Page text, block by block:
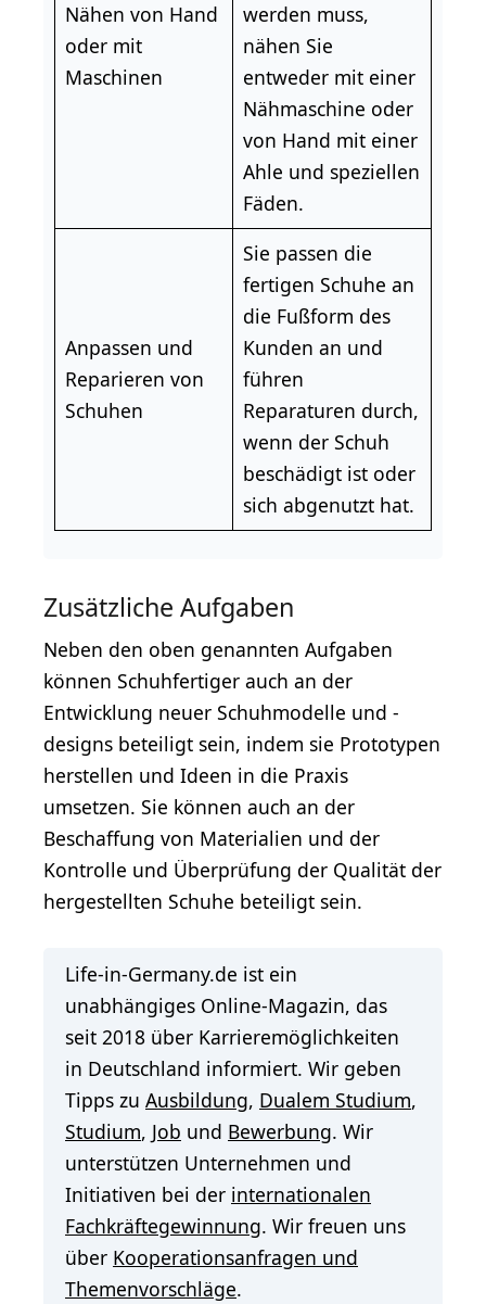
Nähen von Hand
oder mit
Maschinen
werden muss,
nähen Sie
entweder mit einer
Nähmaschine oder
von Hand mit einer
Ahle und speziellen
Fäden.
Anpassen und
Reparieren von
Schuhen
Sie passen die
fertigen Schuhe an
die Fußform des
Kunden an und
führen
Reparaturen durch,
wenn der Schuh
beschädigt ist oder
sich abgenutzt hat.
Zusätzliche Aufgaben
Neben den oben genannten Aufgaben
können Schuhfertiger auch an der
Entwicklung neuer Schuhmodelle und -
designs beteiligt sein, indem sie Prototypen
herstellen und Ideen in die Praxis
umsetzen. Sie können auch an der
Beschaffung von Materialien und der
Kontrolle und Überprüfung der Qualität der
hergestellten Schuhe beteiligt sein.
Life-in-Germany.de ist ein
unabhängiges Online-Magazin, das
seit 2018 über Karrieremöglichkeiten
in Deutschland informiert. Wir geben
Tipps zu Ausbildung, Dualem Studium,
Studium, Job und Bewerbung. Wir
unterstützen Unternehmen und
Initiativen bei der internationalen
Fachkräftegewinnung. Wir freuen uns
über Kooperationsanfragen und
Themenvorschläge.